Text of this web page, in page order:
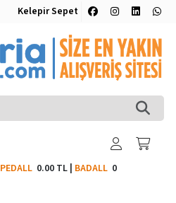
Kelepir Sepet
PEDALL 0.00 TL| BADALL0